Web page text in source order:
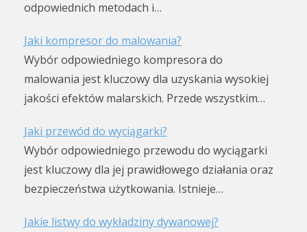
odpowiednich metodach i…
Jaki kompresor do malowania?
Wybór odpowiedniego kompresora do
malowania jest kluczowy dla uzyskania wysokiej
jakości efektów malarskich. Przede wszystkim…
Jaki przewód do wyciągarki?
Wybór odpowiedniego przewodu do wyciągarki
jest kluczowy dla jej prawidłowego działania oraz
bezpieczeństwa użytkowania. Istnieje…
Jakie listwy do wykładziny dywanowej?